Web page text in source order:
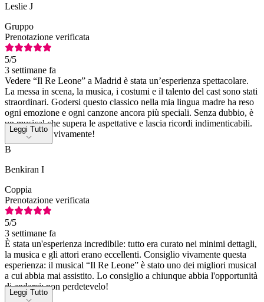
Leslie J
Gruppo
Prenotazione verificata
5/5
3 settimane fa
Vedere “Il Re Leone” a Madrid è stata un’esperienza spettacolare.
La messa in scena, la musica, i costumi e il talento del cast sono stati
straordinari. Godersi questo classico nella mia lingua madre ha reso
ogni emozione e ogni canzone ancora più speciali. Senza dubbio, è
un musical che supera le aspettative e lascia ricordi indimenticabili.
Lo consiglio vivamente!
Leggi Tutto
B
Benkiran I
Coppia
Prenotazione verificata
5/5
3 settimane fa
È stata un'esperienza incredibile: tutto era curato nei minimi dettagli,
la musica e gli attori erano eccellenti. Consiglio vivamente questa
esperienza: il musical “Il Re Leone” è stato uno dei migliori musical
a cui abbia mai assistito. Lo consiglio a chiunque abbia l'opportunità
di andarci: non perdetevelo!
Leggi Tutto